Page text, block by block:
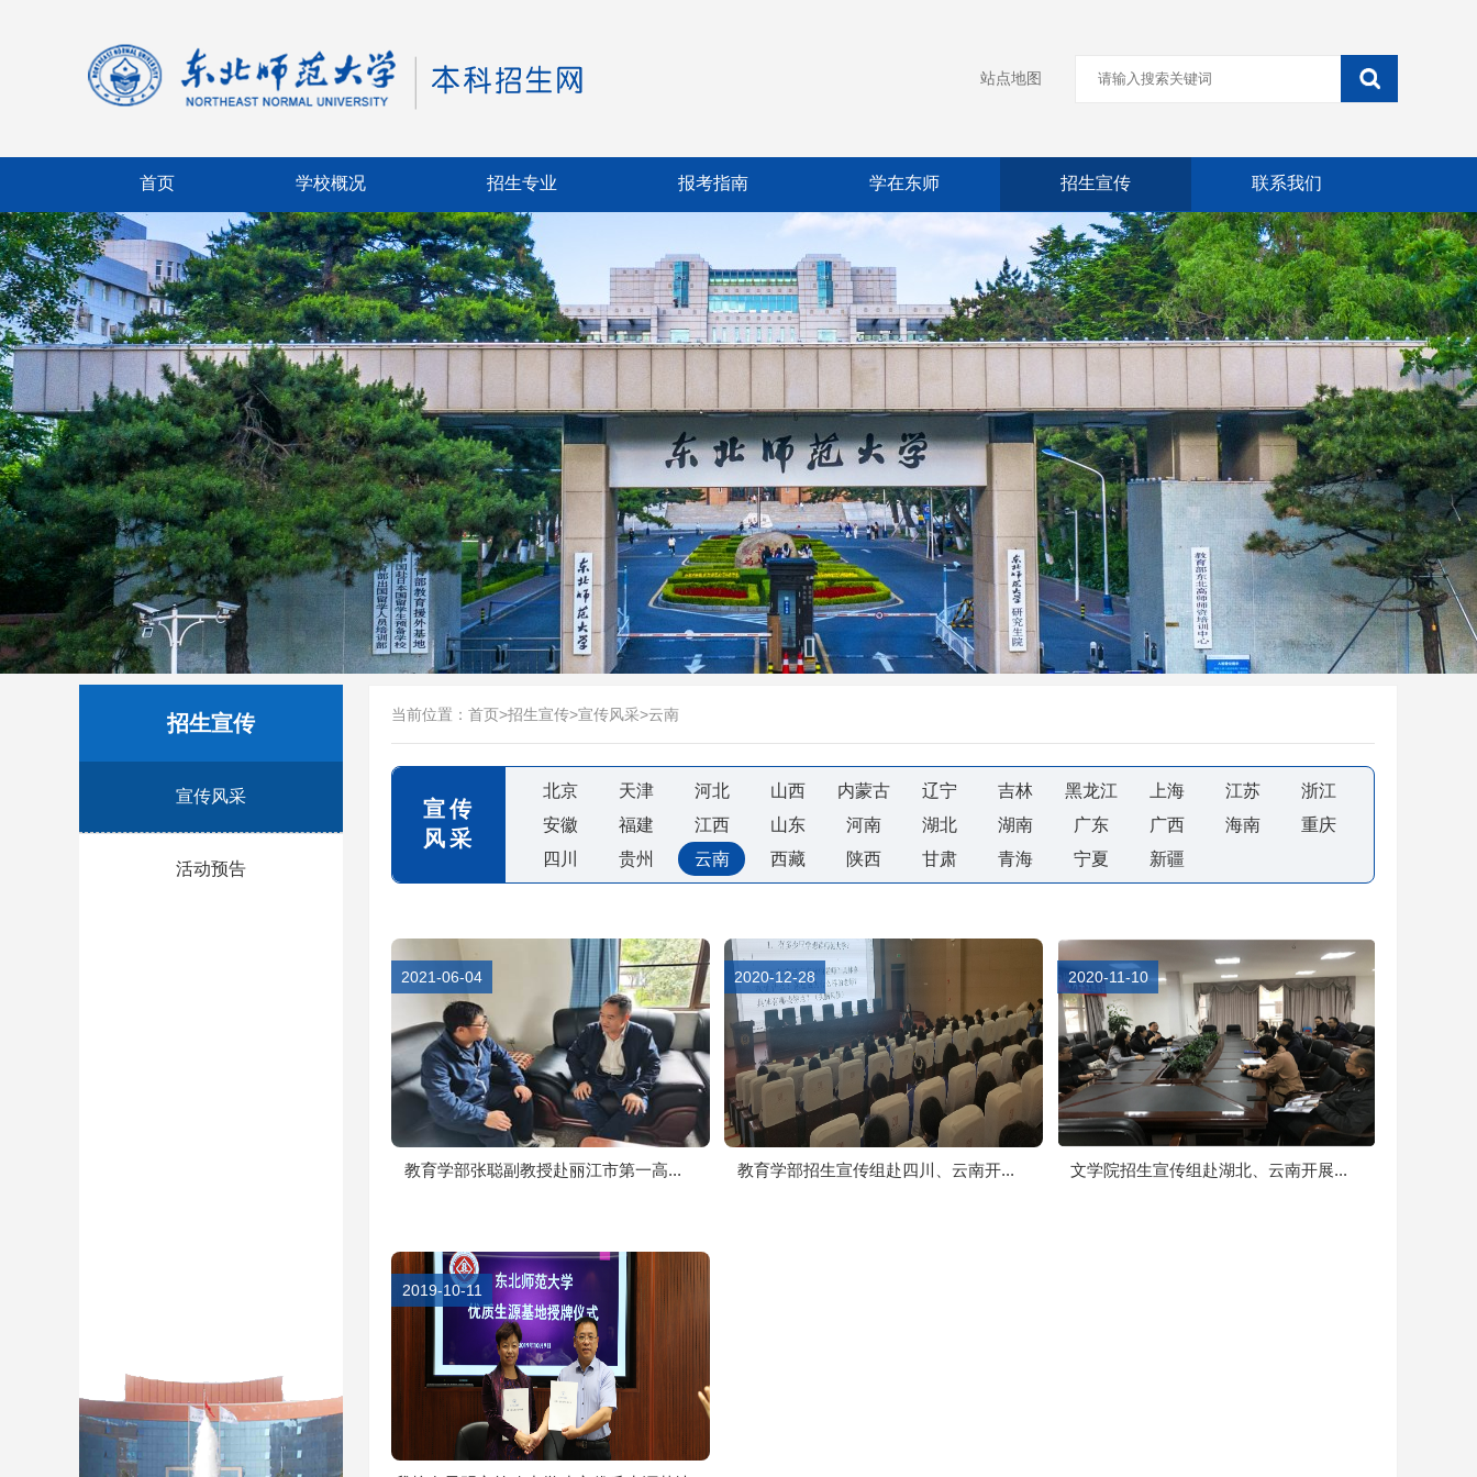
站点地图
首页 学校概况 招生专业 报考指南 学在东师 招生宣传 联系我们
招生宣传
宣传风采
活动预告
当前位置： 首页>招生宣传>宣传风采>云南
宣传
风采
北京 天津 河北 山西 内蒙古 辽宁 吉林 黑龙江 上海 江苏
浙江
安徽
福建 江西 山东 河南 湖北 湖南 广东 广西 海南
重庆
四川
贵州 云南 西藏 陕西 甘肃 青海 宁夏 新疆
教育学部张聪副教授赴丽江市第一高...
2021-06-04
教育学部招生宣传组赴四川、云南开...
2020-12-28
文学院招生宣传组赴湖北、云南开展...
2020-11-10
2019-10-11